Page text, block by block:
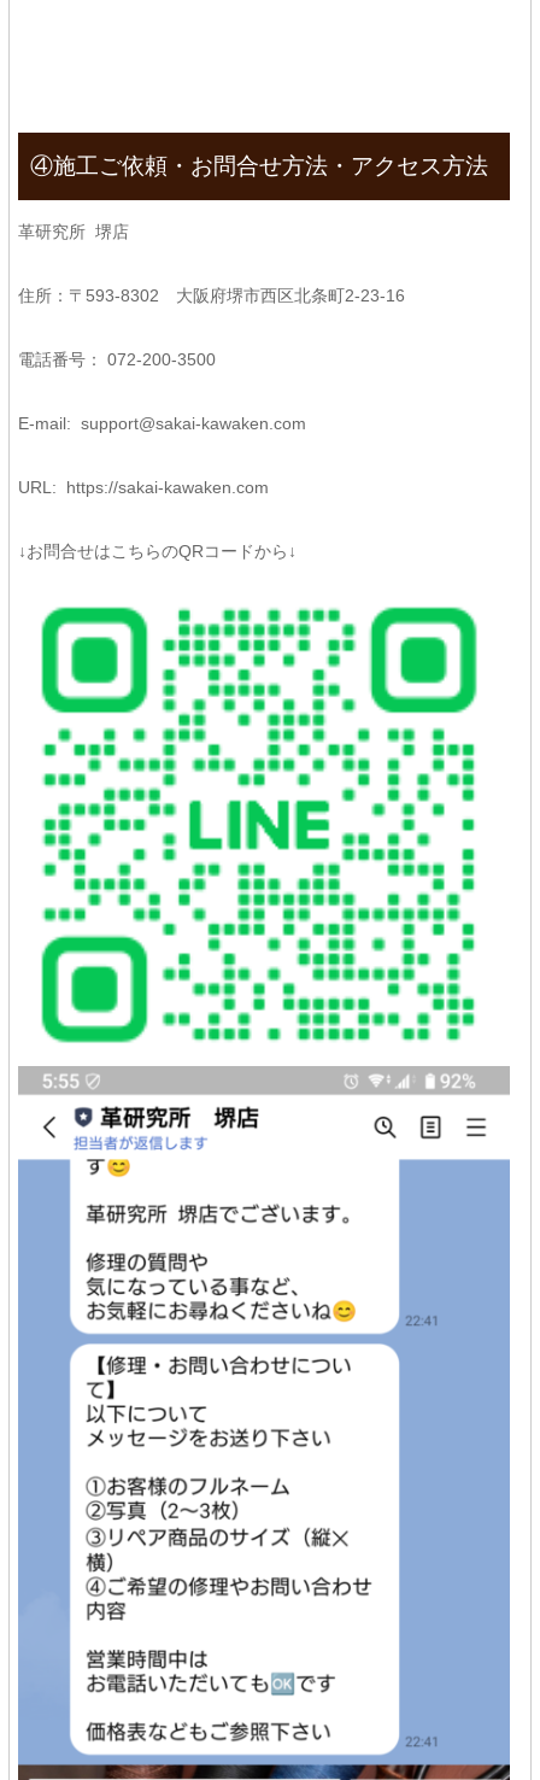
④施工ご依頼・お問合せ方法・アクセス方法
革研究所 堺店
住所：〒593-8302 大阪府堺市西区北条町2-23-16
電話番号： 072-200-3500
E-mail: support@sakai-kawaken.com
URL: https://sakai-kawaken.com
↓お問合せはこちらのQRコードから↓